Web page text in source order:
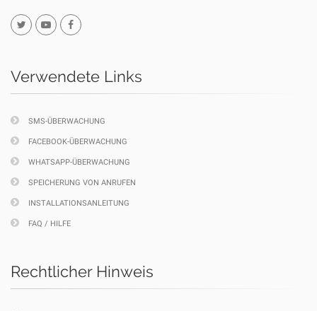
Verwendete Links
SMS-ÜBERWACHUNG
FACEBOOK-ÜBERWACHUNG
WHATSAPP-ÜBERWACHUNG
SPEICHERUNG VON ANRUFEN
INSTALLATIONSANLEITUNG
FAQ / HILFE
Rechtlicher Hinweis